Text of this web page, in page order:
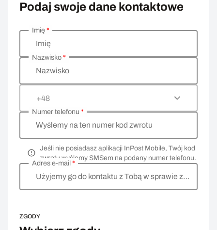
Podaj swoje dane kontaktowe
Wprowadź swoje dane osobowe
Imię
Imię*
Nazwisko
Nazwisko*
+48
Wyślemy na ten numer kod zwrotu
Numer telefonu *
Jeśli nie posiadasz aplikacji InPost Mobile, Twój kod
zwrotu wyślemy SMSem na podany numer telefonu.
Użyjemy go do kontaktu z Tobą w sprawie zwrotu
Adres e-mail *
ZGODY